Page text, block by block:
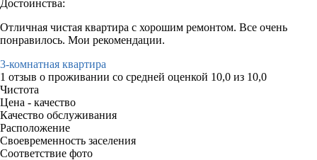
Достоинства:
Отличная чистая квартира с хорошим ремонтом. Все очень
понравилось. Мои рекомендации.
3-комнатная квартира
1 отзыв о проживании со средней оценкой 10,0 из 10,0
Чистота
Цена - качество
Качество обслуживания
Расположение
Своевременность заселения
Соответствие фото